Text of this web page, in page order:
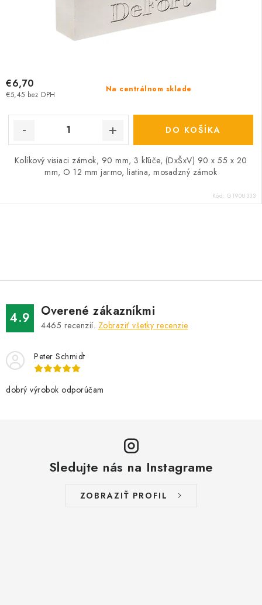
Na centrálnom sklade
€5,45 bez DPH
€6,70
DO KOŠÍKA
Kolíkový visiaci zámok, 90 mm, 3 kľúče, (DxŠxV) 90 x 55 x 20
mm, O 12 mm jarmo, liatina, mosadzný zámok
Kód: GT90U333
á
d
a
c
e
r
4.9 Overené zákazníkmi
4465 recenzií. Zobraziť všetky recenzie
Peter Schmidt
dobrý výrobok odporúčam
Sledujte nás na Instagrame
ZOBRAZIŤ PROFIL